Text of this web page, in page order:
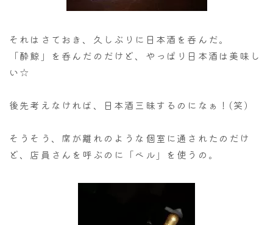
それはさておき、久しぶりに日本酒を呑んだ。
「酔鯨」を呑んだのだけど、やっぱり日本酒は美味し
い☆
後先考えなければ、日本酒三昧するのになぁ！(笑)
そうそう、席が離れのような個室に通されたのだけ
ど、店員さんを呼ぶのに「ベル」を使うの。